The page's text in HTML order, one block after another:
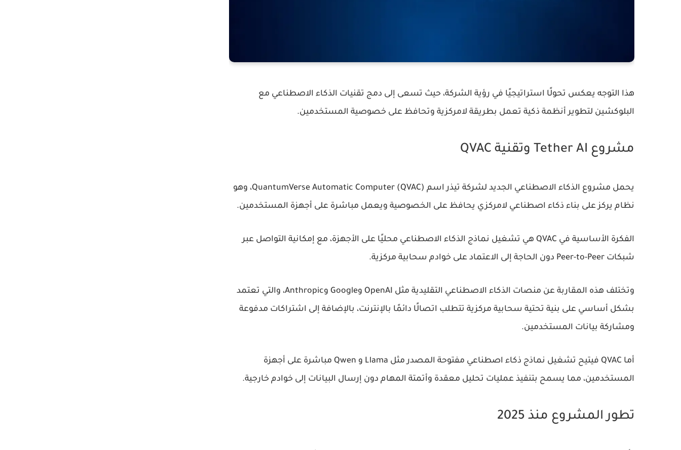
هذا التوجه يعكس تحولًا استراتيجيًا في رؤية الشركة، حيث تسعى إلى دمج تقنيات الذكاء الاصطناعي مع
البلوكشين لتطوير أنظمة ذكية تعمل بطريقة لامركزية وتحافظ على خصوصية المستخدمين.
مشروع Tether AI وتقنية QVAC
يحمل مشروع الذكاء الاصطناعي الجديد لشركة تيذر اسم QuantumVerse Automatic Computer (QVAC)، وهو
نظام يركز على بناء ذكاء اصطناعي لامركزي يحافظ على الخصوصية ويعمل مباشرة على أجهزة المستخدمين.
الفكرة الأساسية في QVAC هي تشغيل نماذج الذكاء الاصطناعي محليًا على الأجهزة، مع إمكانية التواصل عبر
شبكات Peer-to-Peer دون الحاجة إلى الاعتماد على خوادم سحابية مركزية.
وتختلف هذه المقاربة عن منصات الذكاء الاصطناعي التقليدية مثل OpenAI وGoogle وAnthropic، والتي تعتمد
بشكل أساسي على بنية تحتية سحابية مركزية تتطلب اتصالًا دائمًا بالإنترنت، بالإضافة إلى اشتراكات مدفوعة
ومشاركة بيانات المستخدمين.
أما QVAC فيتيح تشغيل نماذج ذكاء اصطناعي مفتوحة المصدر مثل Llama و Qwen مباشرة على أجهزة
المستخدمين، مما يسمح بتنفيذ عمليات تحليل معقدة وأتمتة المهام دون إرسال البيانات إلى خوادم خارجية.
تطور المشروع منذ 2025